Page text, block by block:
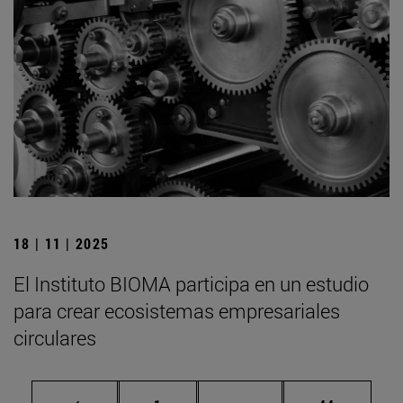
18 | 11 | 2025
El Instituto BIOMA participa en un estudio
para crear ecosistemas empresariales
circulares